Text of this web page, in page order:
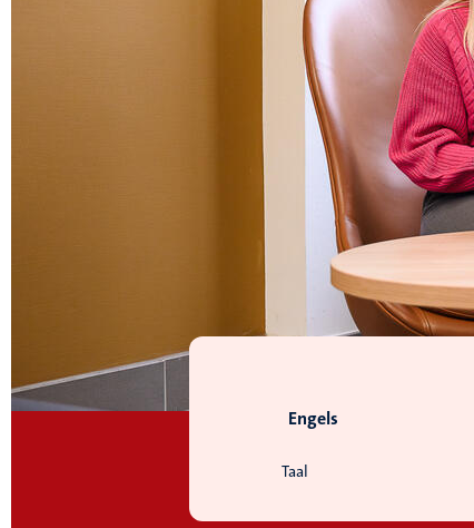
Taal
Engels